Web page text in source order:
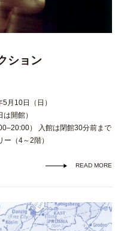
ション
月10日（日）
開館）
） 入館は閉館30分前まで
（4～2階）
READ MORE